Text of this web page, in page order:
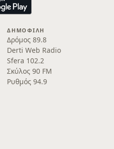
ΔΗΜΟΦΙΛΉ
Δρόμος 89.8
Derti Web Radio
Sfera 102.2
Σκύλος 90 FM
Ρυθμός 94.9